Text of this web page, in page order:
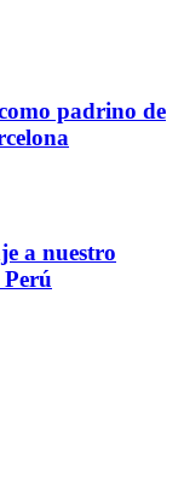
padrino de
a nuestro